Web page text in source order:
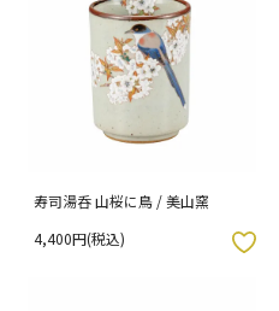
寿司湯呑 山桜に鳥 / 美山窯
4,400円(税込)
お気に入りボタン